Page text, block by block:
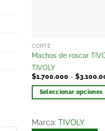
CORTE
Machos de roscar
TIVOLY
$1.700.000 - $
Seleccionar opciones
Marca: TIVOLY